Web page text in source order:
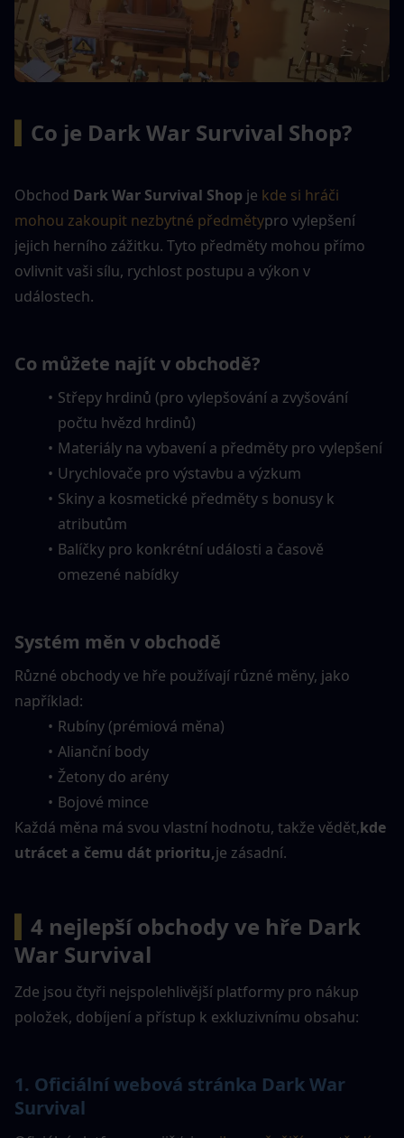
Co je Dark War Survival Shop?
Obchod Dark War Survival Shop je kde si hráči
mohou zakoupit nezbytné předmětypro vylepšení
jejich herního zážitku. Tyto předměty mohou přímo
ovlivnit vaši sílu, rychlost postupu a výkon v
událostech.
Co můžete najít v obchodě?
Střepy hrdinů (pro vylepšování a zvyšování
počtu hvězd hrdinů)
Materiály na vybavení a předměty pro vylepšení
Urychlovače pro výstavbu a výzkum
Skiny a kosmetické předměty s bonusy k
atributům
Balíčky pro konkrétní události a časově
omezené nabídky
Systém měn v obchodě
Různé obchody ve hře používají různé měny, jako
například:
Rubíny (prémiová měna)
Alianční body
Žetony do arény
Bojové mince
Každá měna má svou vlastní hodnotu, takže vědět,kde
utrácet a čemu dát prioritu,je zásadní.
4 nejlepší obchody ve hře Dark
War Survival
Zde jsou čtyři nejspolehlivější platformy pro nákup
položek, dobíjení a přístup k exkluzivnímu obsahu:
1. Oficiální webová stránka Dark War
Survival